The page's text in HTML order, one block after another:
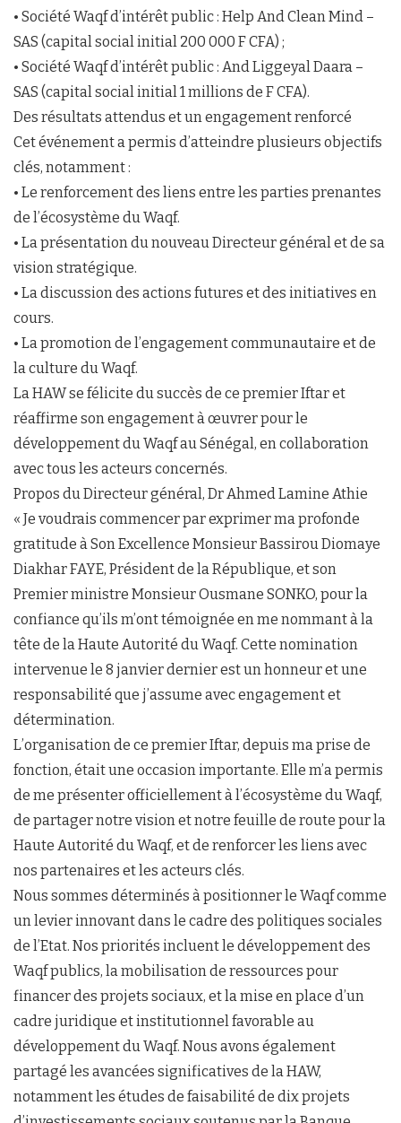
• Société Waqf d’intérêt public : Help And Clean Mind –
SAS (capital social initial 200 000 F CFA) ;
• Société Waqf d’intérêt public : And Liggeyal Daara –
SAS (capital social initial 1 millions de F CFA).
Des résultats attendus et un engagement renforcé
Cet événement a permis d’atteindre plusieurs objectifs
clés, notamment :
• Le renforcement des liens entre les parties prenantes
de l’écosystème du Waqf.
• La présentation du nouveau Directeur général et de sa
vision stratégique.
• La discussion des actions futures et des initiatives en
cours.
• La promotion de l’engagement communautaire et de
la culture du Waqf.
La HAW se félicite du succès de ce premier Iftar et
réaffirme son engagement à œuvrer pour le
développement du Waqf au Sénégal, en collaboration
avec tous les acteurs concernés.
Propos du Directeur général, Dr Ahmed Lamine Athie
« Je voudrais commencer par exprimer ma profonde
gratitude à Son Excellence Monsieur Bassirou Diomaye
Diakhar FAYE, Président de la République, et son
Premier ministre Monsieur Ousmane SONKO, pour la
confiance qu’ils m’ont témoignée en me nommant à la
tête de la Haute Autorité du Waqf. Cette nomination
intervenue le 8 janvier dernier est un honneur et une
responsabilité que j’assume avec engagement et
détermination.
L’organisation de ce premier Iftar, depuis ma prise de
fonction, était une occasion importante. Elle m’a permis
de me présenter officiellement à l’écosystème du Waqf,
de partager notre vision et notre feuille de route pour la
Haute Autorité du Waqf, et de renforcer les liens avec
nos partenaires et les acteurs clés.
Nous sommes déterminés à positionner le Waqf comme
un levier innovant dans le cadre des politiques sociales
de l’Etat. Nos priorités incluent le développement des
Waqf publics, la mobilisation de ressources pour
financer des projets sociaux, et la mise en place d’un
cadre juridique et institutionnel favorable au
développement du Waqf. Nous avons également
partagé les avancées significatives de la HAW,
notamment les études de faisabilité de dix projets